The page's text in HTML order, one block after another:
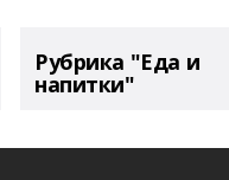
Рубрика "Еда и
напитки"